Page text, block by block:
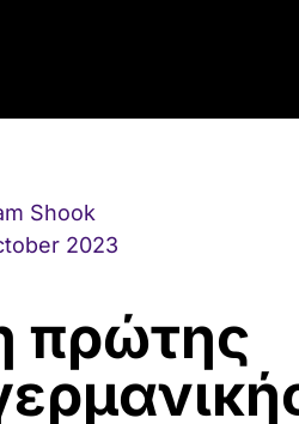
Shook
2023
πρώτης